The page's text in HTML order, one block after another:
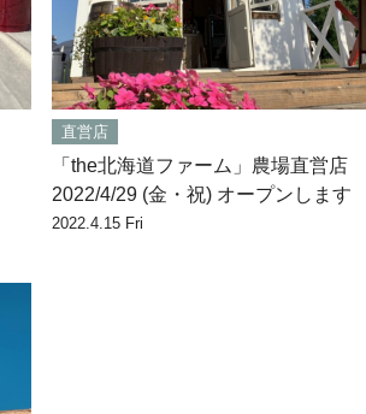
直営店
「the北海道ファーム」農場直営店
2022/4/29 (金・祝) オープンします
2022.4.15 Fri